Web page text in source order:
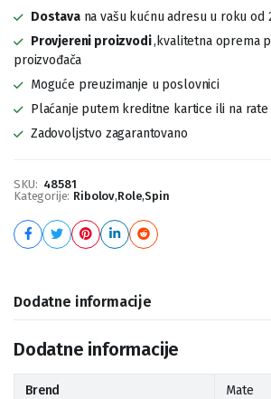
Dostavana vašu kućnu adresu u roku od
Provjereni proizvodi,kvalitetna oprema
proizvođača
Moguće preuzimanje u poslovnici
Plaćanje putem kreditne kartice ili na rate
Zadovoljstvo zagarantovano
SKU: 48581
Kategorije: Ribolov,Role,Spin
Dodatne informacije
Dodatne informacije
Brend Mate